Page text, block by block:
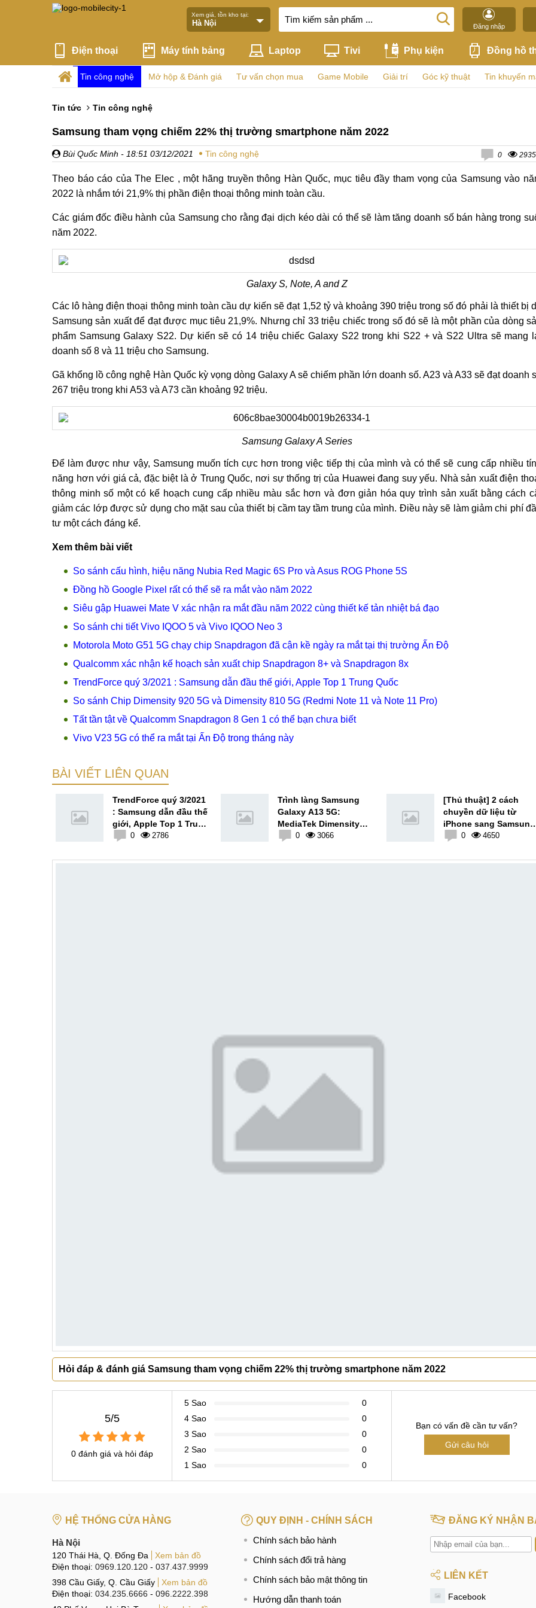
Xem giá, tồn kho tại:
Đăng nhập
Điện thoại Máy tính bảng Laptop Tivi Phụ kiện Đồng hồ
Tin công nghệ Mở hộp & Đánh giá Tư vấn chọn mua Game Mobile Giải trí Góc kỹ thuật Tin khuyến
Tin tức Tin công nghệ
Samsung tham vọng chiếm 22% thị trường smartphone năm 2022
Bùi Quốc Minh - 18:51 03/12/2021 Tin công nghệ 0 2935
Theo báo cáo của The Elec , một hãng truyền thông Hàn Quốc, mục tiêu đầy tham vọng của Samsung vào
2022 là nhắm tới 21,9% thị phần điện thoại thông minh toàn cầu.
Các giám đốc điều hành của Samsung cho rằng đại dịch kéo dài có thể sẽ làm tăng doanh số bán hàng trong
năm 2022.
Galaxy S, Note, A and Z
Các lô hàng điện thoại thông minh toàn cầu dự kiến ​​sẽ đạt 1,52 tỷ và khoảng 390 triệu trong số đó phải là thiết bị
Samsung sản xuất để đạt được mục tiêu 21,9%. Nhưng chỉ 33 triệu chiếc trong số đó sẽ là một phần của dòng
phẩm Samsung Galaxy S22. Dự kiến ​​sẽ có 14 triệu chiếc Galaxy S22 trong khi S22 + và S22 Ultra sẽ mang
doanh số 8 và 11 triệu cho Samsung.
Gã khổng lồ công nghệ Hàn Quốc kỳ vọng dòng Galaxy A sẽ chiếm phần lớn doanh số. A23 và A33 sẽ đạt doanh
267 triệu trong khi A53 và A73 cần khoảng 92 triệu.
Samsung Galaxy A Series
Để làm được như vậy, Samsung muốn tích cực hơn trong việc tiếp thị của mình và có thể sẽ cung cấp nhiều
năng hơn với giá cả, đặc biệt là ở Trung Quốc, nơi sự thống trị của Huawei đang suy yếu. Nhà sản xuất điện
thông minh số một có kế hoạch cung cấp nhiều màu sắc hơn và đơn giản hóa quy trình sản xuất bằng cách
giảm các lớp được sử dụng cho mặt sau của thiết bị cầm tay tầm trung của mình. Điều này sẽ làm giảm chi phí
tư một cách đáng kể.
Xem thêm bài viết
So sánh cấu hình, hiệu năng Nubia Red Magic 6S Pro và Asus ROG Phone 5S
Đồng hồ Google Pixel rất có thể sẽ ra mắt vào năm 2022
Siêu gập Huawei Mate V xác nhận ra mắt đầu năm 2022 cùng thiết kế tản nhiệt bá đạo
So sánh chi tiết Vivo IQOO 5 và Vivo IQOO Neo 3
Motorola Moto G51 5G chạy chip Snapdragon đã cận kề ngày ra mắt tại thị trường Ấn Độ
Qualcomm xác nhận kế hoạch sản xuất chip Snapdragon 8+ và Snapdragon 8x
TrendForce quý 3/2021 : Samsung dẫn đầu thế giới, Apple Top 1 Trung Quốc
So sánh Chip Dimensity 920 5G và Dimensity 810 5G (Redmi Note 11 và Note 11 Pro)
Tất tần tật về Qualcomm Snapdragon 8 Gen 1 có thể bạn chưa biết
Vivo V23 5G có thể ra mắt tại Ấn Độ trong tháng này
BÀI VIẾT LIÊN QUAN
TrendForce quý 3/2021
: Samsung dẫn đầu thế
giới, Apple Top 1 Trung
Quốc
0 2786
Trình làng Samsung
Galaxy A13 5G:
MediaTek Dimensity
700, giá 5.7 triệu đồng
0 3066
[Thủ thuật] 2 cách
chuyền dữ liệu từ
iPhone sang Samsung
đơn giản cho mọi
0 4650
Hỏi đáp & đánh giá Samsung tham vọng chiếm 22% thị trường smartphone năm 2022
5/5
0 đánh giá và hỏi đáp
5 Sao
0
4 Sao
0
3 Sao
0
2 Sao
0
1 Sao
0
Bạn có vấn đề cần tư vấn?
Gửi câu hỏi
HỆ THỐNG CỬA HÀNG
Hà Nội
120 Thái Hà, Q. Đống Đa
Xem bản đồ
Điện thoại: 0969.120.120 - 037.437.9999
398 Cầu Giấy, Q. Cầu Giấy
Xem bản đồ
Điện thoại: 034.235.6666 - 096.2222.398
QUY ĐỊNH - CHÍNH SÁCH
Chính sách bảo hành
Chính sách đổi trả hàng
Chính sách bảo mật thông tin
Hướng dẫn thanh toán
ĐĂNG KÝ NHẬN
LIÊN KẾT
Facebook